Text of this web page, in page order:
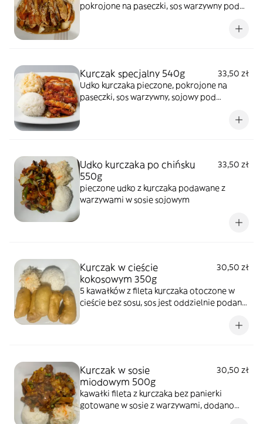
pokrojone na paseczki, sos warzywny pod
wynos do każdego dania jeden sos słodko-
Kurczak specjalny 540g
33,50 zł
Udko kurczaka pieczone, pokrojone na
paseczki, sos warzywny, sojowy pod
Udko kurczaka po chińsku
550g
33,50 zł
pieczone udko z kurczaka podawane z
warzywami w sosie sojowym
Kurczak w cieście
kokosowym 350g
30,50 zł
5 kawałków z fileta kurczaka otoczone w
cieście bez sosu, sos jest oddzielnie podany,
Kurczak w sosie
miodowym 500g
30,50 zł
kawałki fileta z kurczaka bez panierki
gotowane w sosie z warzywami, dodano